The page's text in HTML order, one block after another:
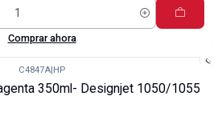
Comprar ahora
C4847A|HP
350ml- Designjet 1050/1055